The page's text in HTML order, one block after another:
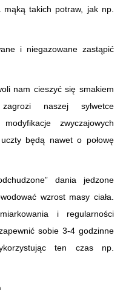
takich potraw, jak np.
i niegazowane zastąpić
nam cieszyć się smakiem
naszej sylwetce
zwyczajowych
będą nawet o połowę
dania jedzone
wzrost masy ciała.
i regularności
sobie 3-4 godzinne
ten czas np.